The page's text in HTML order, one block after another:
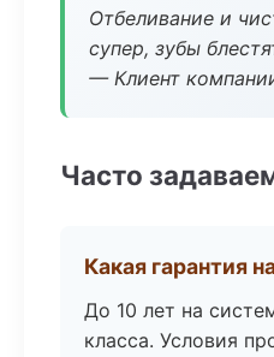
Отбеливание и
супер, зубы
— Клиент
Часто
Какая гарантия
До 10 лет на
класса. Условия